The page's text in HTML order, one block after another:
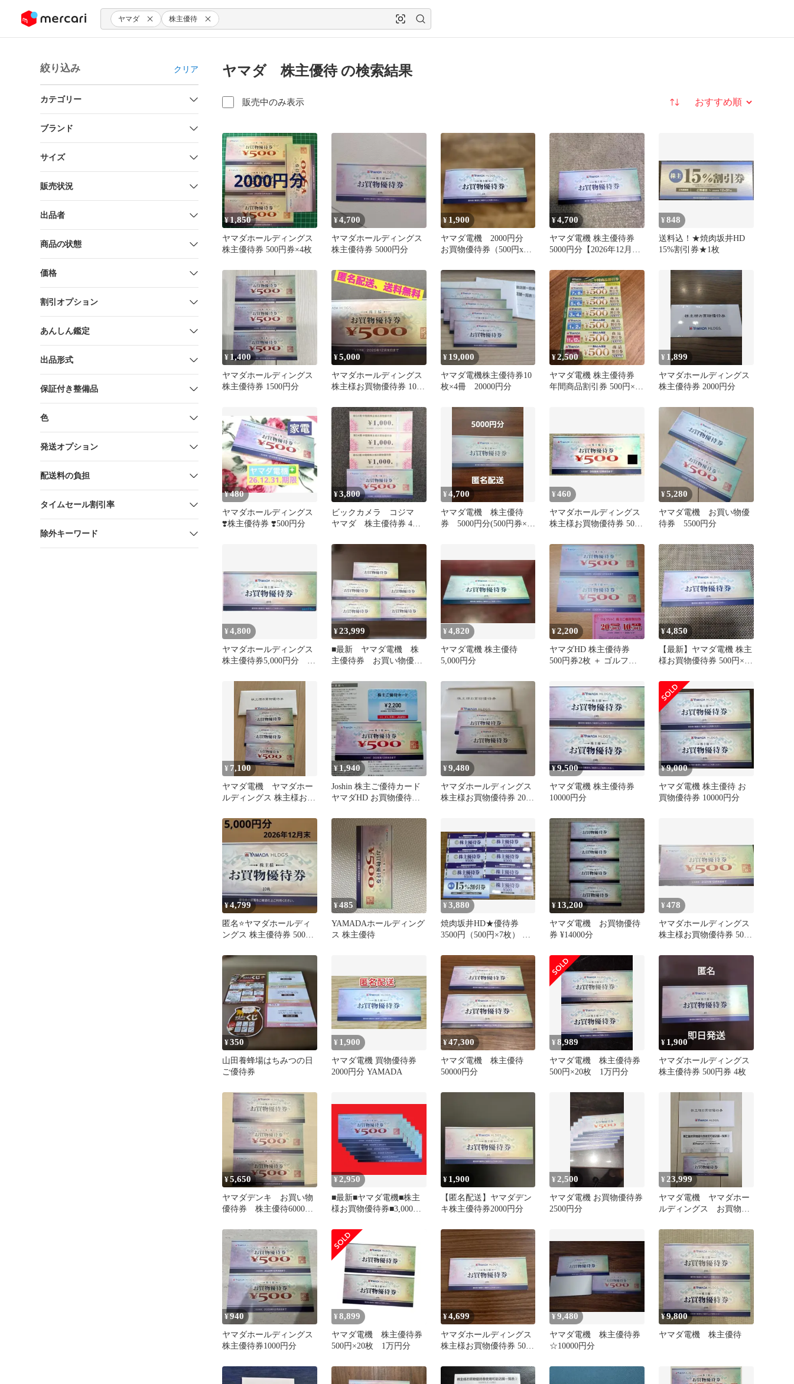
ツにスキップ ヤマダ 株主優待
絞り込み クリア
カテゴリー
ブランド
サイズ
販売状況
出品者
商品の状態
価格
割引オプション
あんしん鑑定
出品形式
保証付き整備品
色
発送オプション
配送料の負担
タイムセール割引率
除外キーワード
ヤマダ 株主優待 の検索結果
販売中のみ表示 並び替え
¥1,850
ヤマダホールディングス
株主優待券 500円券×4枚
¥4,700
ヤマダホールディングス
株主優待券 5000円分
¥1,900
ヤマダ電機 2000円分
お買物優待券（500円x4
¥4,700
ヤマダ電機 株主優待券
5000円分【2026年12月末
¥848
送料込！★焼肉坂井HD
15%割引券★1枚
¥ 1,400
ヤマダホールディングス
株主優待券 1500円分
¥5,000
ヤマダホールディングス
株主様お買物優待券 10
¥ 19,000
ヤマダ電機株主優待券10
枚×4冊 20000円分
¥2,500
ヤマダ電機 株主優待券
年間商品割引券 500円×6
¥ 1,899
ヤマダホールディングス
株主優待券 2000円分
¥480
ヤマダホールディングス
❣️株主優待券 ❣️500円分
¥3,800
ビックカメラ コジマ
ヤマダ 株主優待券 4枚
¥4,700
ヤマダ電機 株主優待
券 5000円分(500円券×10
¥460
ヤマダホールディングス
株主様お買物優待券 500
¥5,280
ヤマダ電機 お買い物優
待券 5500円分
¥4,800
ヤマダホールディングス
株主優待券5,000円分 ヤ
¥23,999
■最新 ヤマダ電機 株
主優待券 お買い物優待
¥4,820
ヤマダ電機 株主優待
5,000円分
¥2,200
ヤマダHD 株主優待券
500円券2枚 ＋ ゴルフク
¥4,850
【最新】ヤマダ電機 株主
様お買物優待券 500円×10
¥ 7,100
ヤマダ電機 ヤマダホー
ルディングス 株主様お買
優待
¥1,940
Joshin 株主ご優待カード
ヤマダHD お買物優待券
¥9,480
ヤマダホールディングス
株主様お買物優待券 20
¥9,500
ヤマダ電機 株主優待券
10000円分
¥9,000
ヤマダ電機 株主優待 お
買物優待券 10000円分
¥4,799
匿名⭐️ヤマダホールディ
ングス 株主優待券 5000
¥485
YAMADAホールディング
ス 株主優待
¥3,880
焼肉坂井HD★優待券
3500円（500円×7枚） &
¥ 13,200
ヤマダ電機 お買物優待
券 ¥14000分
¥478
ヤマダホールディングス
株主様お買物優待券 500
¥350
山田養蜂場はちみつの日
ご優待券
¥ 1,900
ヤマダ電機 買物優待券
2000円分 YAMADA
¥47,300
ヤマダ電機 株主優待
50000円分
¥8,989
ヤマダ電機 株主優待券
500円×20枚 1万円分
¥ 1,900
ヤマダホールディングス
株主優待券 500円券 4枚
¥5,650
ヤマダデンキ お買い物
優待券 株主優待6000円
¥ 2,950
■最新■ヤマダ電機■株主
様お買物優待券■3,000円
¥ 1,900
【匿名配送】ヤマダデン
キ株主優待券2000円分
¥ 2,500
ヤマダ電機 お買物優待券
2500円分
¥ 23,999
ヤマダ電機 ヤマダホー
ルディングス お買物優
円分
¥940
ヤマダホールディングス
株主優待券1000円分
¥ 8,899
ヤマダ電機 株主優待券
500円×20枚 1万円分
¥4,699
ヤマダホールディングス
株主様お買物優待券 500
¥9,480
ヤマダ電機 株主優待券
☆10000円分
¥9,800
ヤマダ電機 株主優待